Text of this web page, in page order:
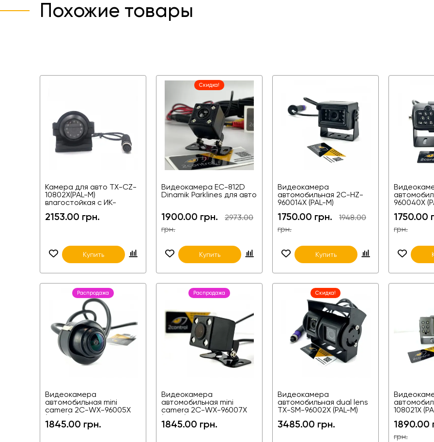
Похожие товары
Камера для авто TX-CZ-
10802X(PAL-M)
влагостойкая с ИК-
универсальная
2153.00 грн.
Купить
Скидка!
Видеокамера EC-812D
Dinamik Parklines для авто
1900.00 грн.
2973.00
грн.
Купить
Видеокамера
автомобильная 2C-HZ-
960014X (PAL-M)
1750.00 грн.
1948.00
грн.
Купить
960040X
1750.00
грн.
Распродажа
Видеокамера
автомобильная mini
camera 2C-WX-96005X
(PAL-M)
1845.00 грн.
Распродажа
Видеокамера
автомобильная mini
camera 2C-WX-96007X
(PAL-M)
1845.00 грн.
Скидка!
Видеокамера
автомобильная dual lens
TX-SM-96002X (PAL-M)
3485.00 грн.
108021X
1890.00
грн.